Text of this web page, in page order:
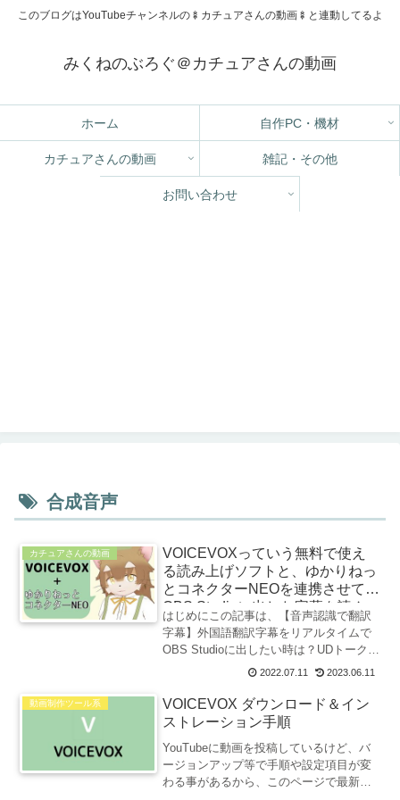
このブログはYouTubeチャンネルの🍢カチュアさんの動画🍢と連動してるよ
みくねのぶろぐ＠カチュアさんの動画
ホーム 自作PC・機材
カチュアさんの動画 雑記・その他
お問い合わせ
合成音声
カチュアさんの動画
VOICEVOXっていう無料で使え
る読み上げソフトと、ゆかりねっ
とコネクターNEOを連携させて
OBS Studioに出した字幕を読ん
で貰うのにゃ
はじめにこの記事は、【音声認識で翻訳
字幕】外国語翻訳字幕をリアルタイムで
OBS Studioに出したい時は？UDトーク
for Android ＋シンプルになった ゆかりね
ベースにVOICEVOXを追加...
2022.07.11 2023.06.11
動画制作ツール系
VOICEVOX ダウンロード＆イン
ストレーション手順
YouTubeに動画を投稿しているけど、バ
ージョンアップ等で手順や設定項目が変
わる事があるから、このページで最新の